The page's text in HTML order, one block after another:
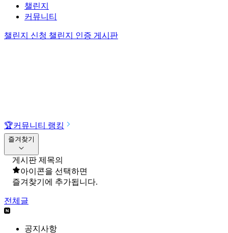
챌린지
커뮤니티
챌린지 신청 챌린지 인증 게시판
🏆커뮤니티 랭킹
즐겨찾기
게시판 제목의
아이콘을 선택하면
즐겨찾기에 추가됩니다.
전체글
공지사항